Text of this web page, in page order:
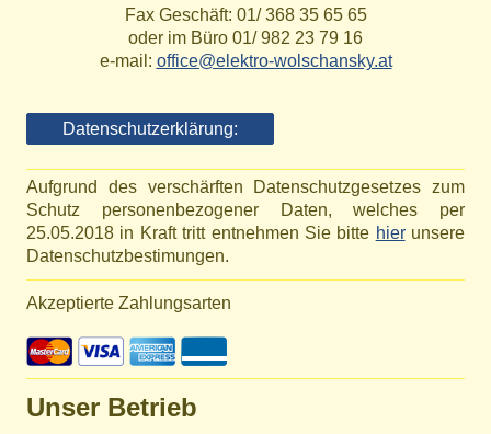
Fax Geschäft: 01/ 368 35 65 65
oder im Büro 01/ 982 23 79 16
e-mail: office@elektro-wolschansky.at
Datenschutzerklärung:
Aufgrund des verschärften Datenschutzgesetzes zum
Schutz personenbezogener Daten, welches per
25.05.2018 in Kraft tritt entnehmen Sie bitte hierunsere
Datenschutzbestimungen.
Akzeptierte Zahlungsarten
Unser Betrieb